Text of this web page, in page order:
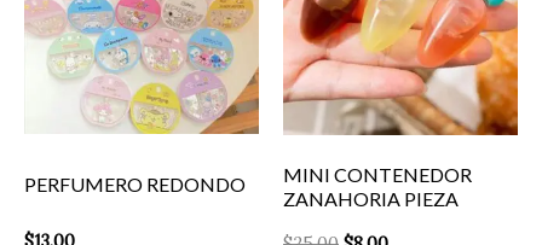
PERFUMERO REDONDO
MINI CONTENEDOR
ZANAHORIA PIEZA
PIEZA
cantidad